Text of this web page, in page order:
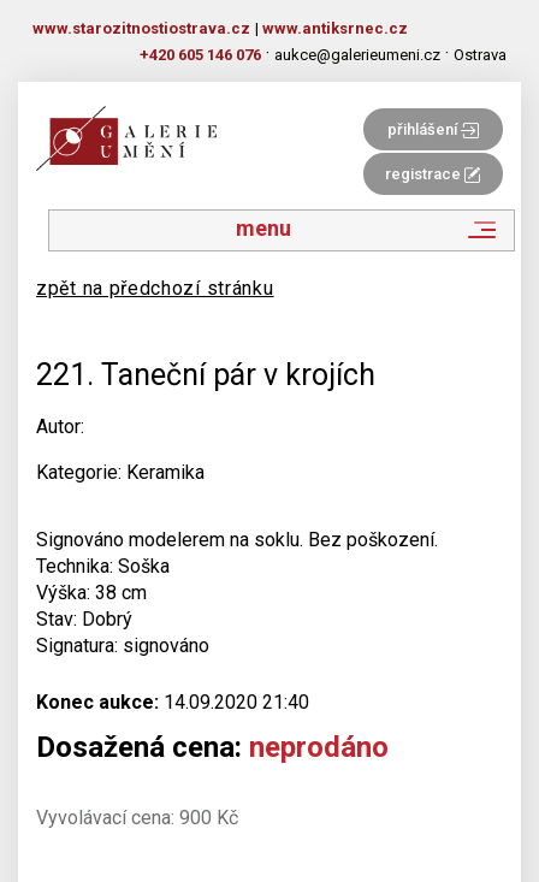
www.starozitnostiostrava.cz | www.antiksrnec.cz
+420 605 146 076 · aukce@galerieumeni.cz · Ostrava
přihlášení
registrace
menu
zpět na předchozí stránku
221. Taneční pár v krojích
Autor:
Kategorie: Keramika
Signováno modelerem na soklu. Bez poškození.
Technika: Soška
Výška: 38 cm
Stav: Dobrý
Signatura: signováno
Konec aukce: 14.09.2020 21:40
Dosažená cena: neprodáno
Vyvolávací cena: 900 Kč